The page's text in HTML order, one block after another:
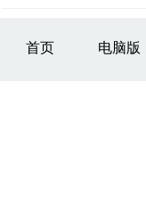
首页 电脑版